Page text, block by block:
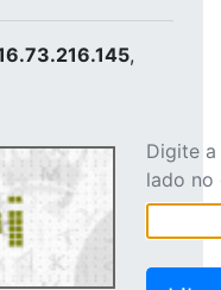
,
Digite
lado no